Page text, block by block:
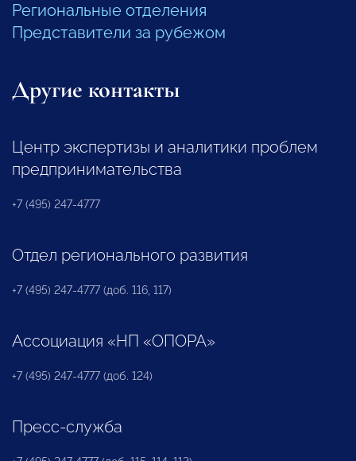
Региональные отделения
Представители за рубежом
Другие контакты
Центр экспертизы и аналитики проблем
предпринимательства
+7 (495) 247-4777
Отдел регионального развития
+7 (495) 247-4777 (доб. 116, 117)
Ассоциация «НП «ОПОРА»
+7 (495) 247-4777 (доб. 124)
Пресс-служба